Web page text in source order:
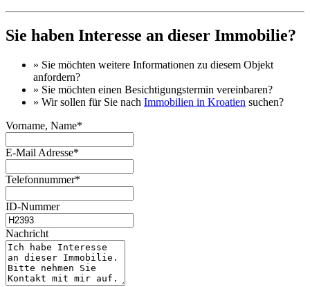
Sie haben Interesse an dieser Immobilie?
» Sie möchten weitere Informationen zu diesem Objekt
anfordern?
» Sie möchten einen Besichtigungstermin vereinbaren?
» Wir sollen für Sie nach Immobilien in Kroatien suchen?
Vorname, Name*
E-Mail Adresse*
Telefonnummer*
ID-Nummer
Nachricht